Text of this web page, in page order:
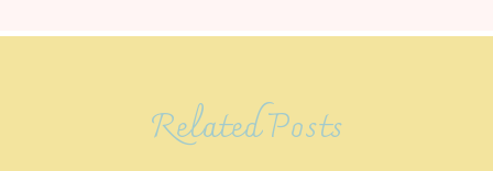
Related Posts